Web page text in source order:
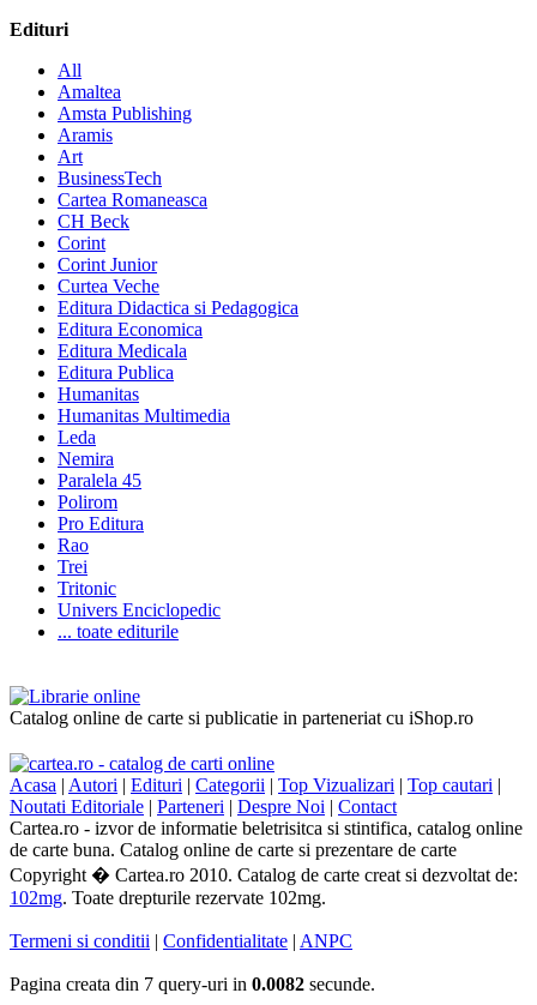
Edituri
All
Amaltea
Amsta Publishing
Aramis
Art
BusinessTech
Cartea Romaneasca
CH Beck
Corint
Corint Junior
Curtea Veche
Editura Didactica si Pedagogica
Editura Economica
Editura Medicala
Editura Publica
Humanitas
Humanitas Multimedia
Leda
Nemira
Paralela 45
Polirom
Pro Editura
Rao
Trei
Tritonic
Univers Enciclopedic
... toate editurile
Catalog online de carte si publicatie in parteneriat cu iShop.ro
Acasa | Autori | Edituri | Categorii | Top Vizualizari | Top cautari |
Noutati Editoriale | Parteneri | Despre Noi | Contact
Cartea.ro - izvor de informatie beletrisitca si stintifica, catalog online
de carte buna. Catalog online de carte si prezentare de carte
Copyright � Cartea.ro 2010. Catalog de carte creat si dezvoltat de:
102mg. Toate drepturile rezervate 102mg.
Termeni si conditii | Confidentialitate | ANPC
Pagina creata din 7 query-uri in 0.0082 secunde.